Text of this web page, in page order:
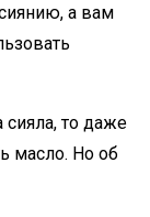
а вам
то даже
масло. Но об